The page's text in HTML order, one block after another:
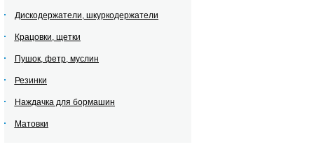
Дискодержатели, шкуркодержатели
Крацовки, щетки
Пушок, фетр, муслин
Резинки
Наждачка для бормашин
Матовки